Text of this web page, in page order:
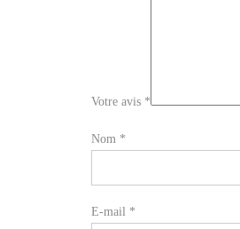
Votre avis *
Nom *
E-mail *